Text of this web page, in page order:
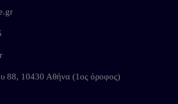
88, 10430 Αθήνα (1ος όροφος)